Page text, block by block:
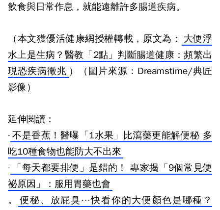
飲食與日常作息，就能遠離許多腸道疾病。
（本文獲優活健康網授權轉載，原文為： 大便浮
水上是生病？醫教「2點」判斷腸道健康：頻繁出
現恐疾病徵兆 ）
（圖片來源：Dreamstime/典匠
影像）
延伸閱讀：
· 不是香蕉！醫曝「1水果」比瀉藥更能解便秘 多
吃10種食物也能防大不出來
·
「每天都要排便」是錯的！ 專家揭「9個常見便
祕原因」：服用胃藥也會
。
便秘、放屁臭⋯快看你的大便顏色是哪種？